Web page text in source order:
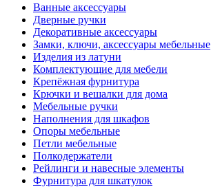
Ванные аксессуары
Дверные ручки
Декоративные аксессуары
Замки, ключи, аксессуары мебельные
Изделия из латуни
Комплектующие для мебели
Крепёжная фурнитура
Крючки и вешалки для дома
Мебельные ручки
Наполнения для шкафов
Опоры мебельные
Петли мебельные
Полкодержатели
Рейлинги и навесные элементы
Фурнитура для шкатулок